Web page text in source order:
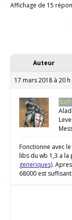
Affichage de 15
Auteur
17 mars 2018 à 20
Staff
Fonctionne avec
libs du wb 1,3 a la
generiques).
68000 est suffisant